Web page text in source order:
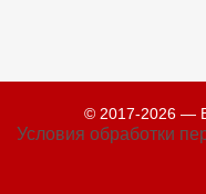
© 2017-2026 —
Условия обработки